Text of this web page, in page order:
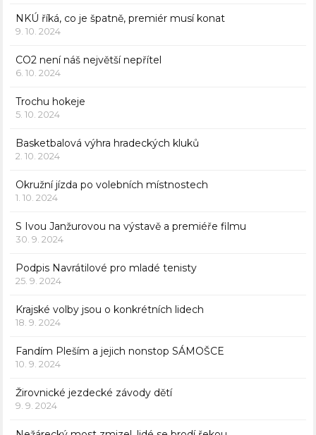
NKÚ říká, co je špatně, premiér musí konat
9. 10. 2024
CO2 není náš největší nepřítel
6. 10. 2024
Trochu hokeje
5. 10. 2024
Basketbalová výhra hradeckých kluků
2. 10. 2024
Okružní jízda po volebních místnostech
1. 10. 2024
S Ivou Janžurovou na výstavě a premiéře filmu
30. 9. 2024
Podpis Navrátilové pro mladé tenisty
25. 9. 2024
Krajské volby jsou o konkrétních lidech
18. 9. 2024
Fandím Pleším a jejich nonstop SÁMOŠCE
10. 9. 2024
Žirovnické jezdecké závody dětí
9. 9. 2024